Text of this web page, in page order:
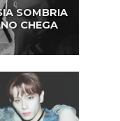
SOMBRIA
CHEGA